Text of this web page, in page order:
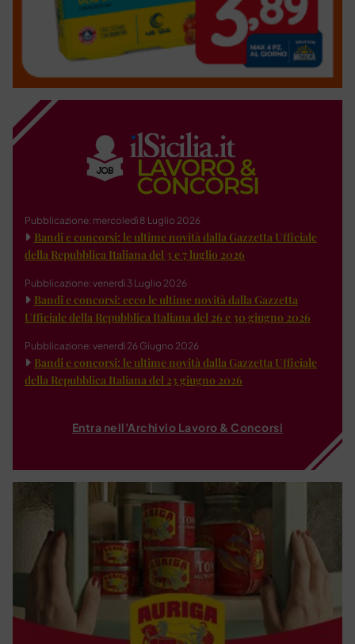
Pubblicazione: mercoledì 8 Luglio 2026
Bandi e concorsi: le ultime novità dalla Gazzetta Ufficiale
della Repubblica Italiana del 3 e 7 luglio 2026
Pubblicazione: venerdì 3 Luglio 2026
Bandi e concorsi: ecco le ultime novità dalla Gazzetta
Ufficiale della Repubblica Italiana del 26 e 30 giugno 2026
Pubblicazione: venerdì 26 Giugno 2026
Bandi e concorsi: le ultime novità dalla Gazzetta Ufficiale
della Repubblica Italiana del 23 giugno 2026
Entra nell'Archivio Lavoro & Concorsi